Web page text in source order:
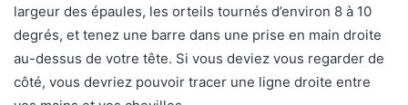
largeur des épaules, les orteils tournés d’environ 8 à 10
degrés, et tenez une barre dans une prise en main droite
au-dessus de votre tête. Si vous deviez vous regarder de
côté, vous devriez pouvoir tracer une ligne droite entre